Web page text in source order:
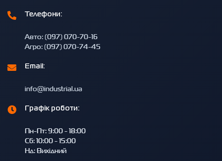
Телефони:
Авто: (097) 070-70-16
Агро: (097) 070-74-45
Email:
info@industrial.ua
Графік роботи:
Пн-Пт: 9:00 - 18:00
Сб: 10:00 - 15:00
Нд: Вихідний